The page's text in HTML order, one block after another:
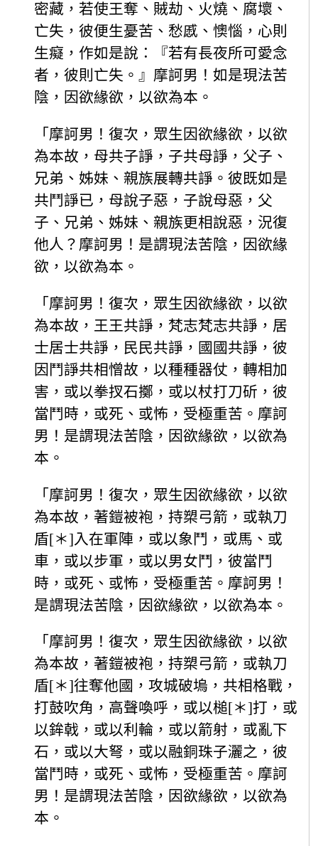
密藏，若使王奪、賊劫、火燒、腐壞、
亡失，彼便生憂苦、愁慼、懊惱，心則
生癡，作如是說：『若有長夜所可愛念
者，彼則亡失。』摩訶男！如是現法苦
陰，因欲緣欲，以欲為本。
「摩訶男！復次，眾生因欲緣欲，以欲
為本故，母共子諍，子共母諍，父子、
兄弟、姊妹、親族展轉共諍。彼既如是
共鬥諍已，母說子惡，子說母惡，父
子、兄弟、姊妹、親族更相說惡，況復
他人？摩訶男！是謂現法苦陰，因欲緣
欲，以欲為本。
「摩訶男！復次，眾生因欲緣欲，以欲
為本故，王王共諍，梵志梵志共諍，居
士居士共諍，民民共諍，國國共諍，彼
因鬥諍共相憎故，以種種器仗，轉相加
害，或以拳扠石擲，或以杖打刀斫，彼
當鬥時，或死、或怖，受極重苦。摩訶
男！是謂現法苦陰，因欲緣欲，以欲為
本。
「摩訶男！復次，眾生因欲緣欲，以欲
為本故，著鎧被袍，持槊弓箭，或執刀
盾[＊]入在軍陣，或以象鬥，或馬、或
車，或以步軍，或以男女鬥，彼當鬥
時，或死、或怖，受極重苦。摩訶男！
是謂現法苦陰，因欲緣欲，以欲為本。
「摩訶男！復次，眾生因欲緣欲，以欲
為本故，著鎧被袍，持槊弓箭，或執刀
盾[＊]往奪他國，攻城破塢，共相格戰，
打鼓吹角，高聲喚呼，或以槌[＊]打，或
以鉾戟，或以利輪，或以箭射，或亂下
石，或以大弩，或以融銅珠子灑之，彼
當鬥時，或死、或怖，受極重苦。摩訶
男！是謂現法苦陰，因欲緣欲，以欲為
本。